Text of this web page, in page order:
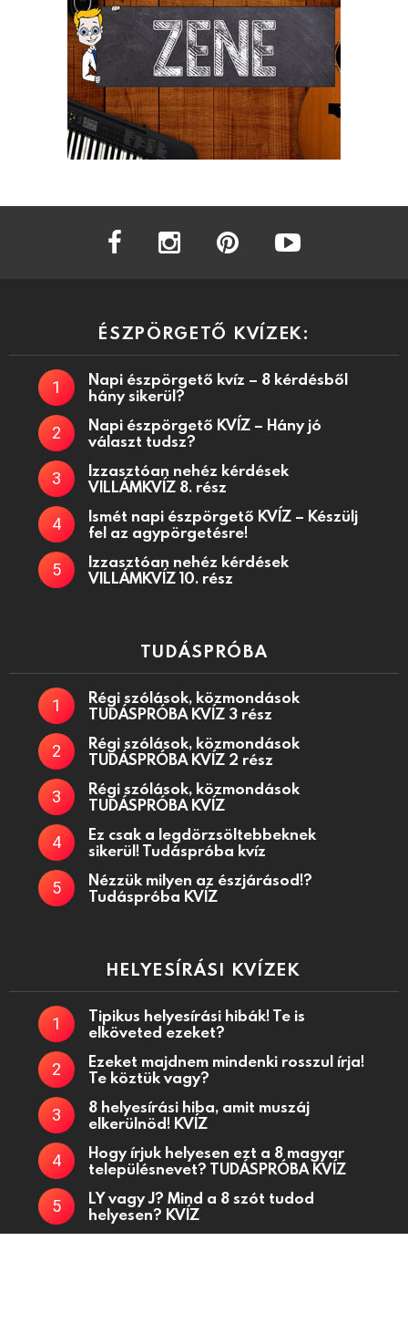
facebook instagram
ÉSZPÖRGETŐ KVÍZEK:
Napi észpörgető kvíz – 8 kérdésből
hány sikerül?
Napi észpörgető KVÍZ – Hány jó
választ tudsz?
Izzasztóan nehéz kérdések
VILLÁMKVÍZ 8. rész
Ismét napi észpörgető KVÍZ – Készülj
fel az agypörgetésre!
Izzasztóan nehéz kérdések
VILLÁMKVÍZ 10. rész
TUDÁSPRÓBA
Régi szólások, közmondások
TUDÁSPRÓBA KVÍZ 3 rész
Régi szólások, közmondások
TUDÁSPRÓBA KVÍZ 2 rész
Régi szólások, közmondások
TUDÁSPRÓBA KVÍZ
Ez csak a legdörzsöltebbeknek
sikerül! Tudáspróba kvíz
Nézzük milyen az észjárásod!?
Tudáspróba KVÍZ
HELYESÍRÁSI KVÍZEK
Tipikus helyesírási hibák! Te is
elköveted ezeket?
Ezeket majdnem mindenki rosszul írja!
Te köztük vagy?
8 helyesírási hiba, amit muszáj
elkerülnöd! KVÍZ
Hogy írjuk helyesen ezt a 8 magyar
településnevet? TUDÁSPRÓBA KVÍZ
LY vagy J? Mind a 8 szót tudod
helyesen? KVÍZ